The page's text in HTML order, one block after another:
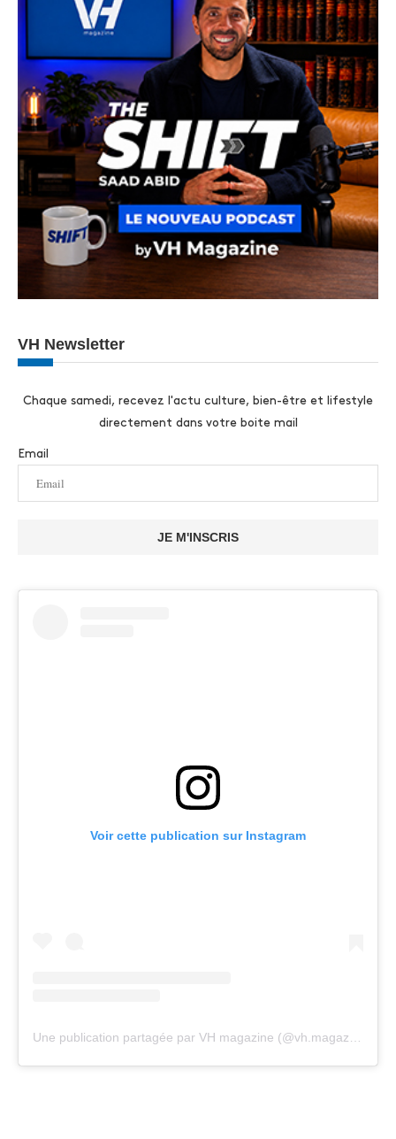
VH Newsletter
Chaque samedi, recevez l'actu culture, bien-être et lifestyle
directement dans votre boite mail
Email
JE M'INSCRIS
Voir cette publication sur Instagram
Une publication partagée par VH magazine (@vh.magazine)